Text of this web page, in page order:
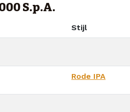
S.p.A.
Stijl
Rode IPA